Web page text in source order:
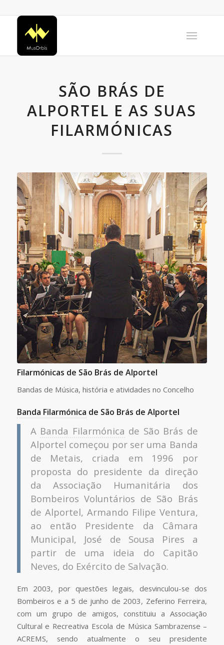
SÃO BRÁS DE
ALPORTEL E AS SUAS
FILARMÓNICAS
Filarmónicas de São Brás de Alportel
Bandas de Música, história e atividades no Concelho
Banda Filarmónica de São Brás de Alportel
A Banda Filarmónica de São Brás de
Alportel começou por ser uma Banda
de Metais, criada em 1996 por
proposta do presidente da direção
da Associação Humanitária dos
Bombeiros Voluntários de São Brás
de Alportel, Armando Filipe Ventura,
ao então Presidente da Câmara
Municipal, José de Sousa Pires a
partir de uma ideia do Capitão
Neves, do Exército de Salvação.
Em 2003, por questões legais, desvinculou-se dos
Bombeiros e a 5 de junho de 2003, Zeferino Ferreira,
com um grupo de amigos, constituiu a Associação
Cultural e Recreativa Escola de Música Sambrazense –
ACREMS, sendo atualmente o seu presidente